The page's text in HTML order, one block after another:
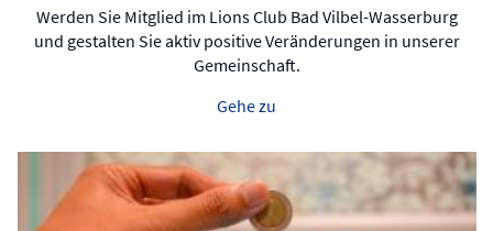
Werden Sie Mitglied im Lions Club Bad Vilbel-Wasserburg
und gestalten Sie aktiv positive Veränderungen in unserer
Gemeinschaft.
Gehe zu